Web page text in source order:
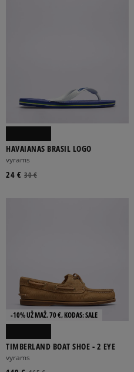
HAVAIANAS BRASIL LOGO
vyrams
30 €
24 €
-10% UŽ MAŽ. 70 €, KODAS: SALE
TIMBERLAND BOAT SHOE - 2 EYE
vyrams